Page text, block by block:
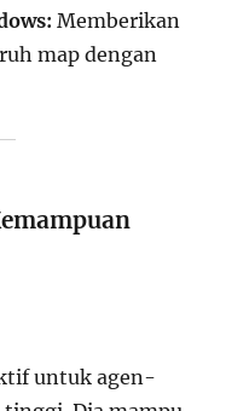
Memberikan
map dengan
untuk agen-